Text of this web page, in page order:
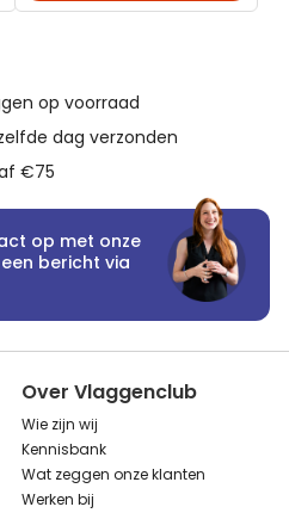
op voorraad
dag verzonden
€75
op met onze
bericht via
Over Vlaggenclub
Wie zijn wij
Kennisbank
Wat zeggen onze klanten
Werken bij